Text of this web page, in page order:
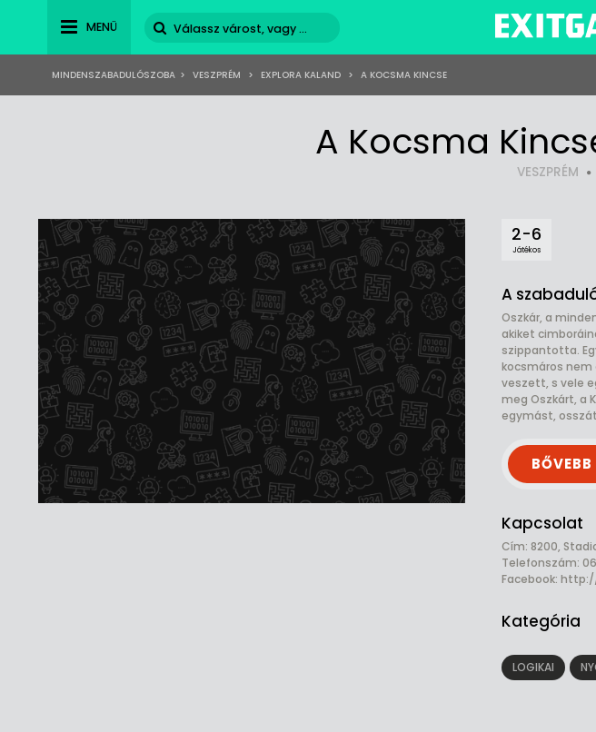
MENÜ
MINDENSZABADULÓSZOBA > VESZPRÉM > EXPLORA KALAND > A KOCSMA KINCSE
A Kocsma
VESZPRÉM
2-6
Játékos
A
Oszkár, a
akiket
szippantotta.
kocsmáros nem
veszett, s vele
meg Oszkárt, a
egymást,
Kapcsolat
Cím: 8200,
Telefonszám:
Facebook:
Kategória
LOGIKAI